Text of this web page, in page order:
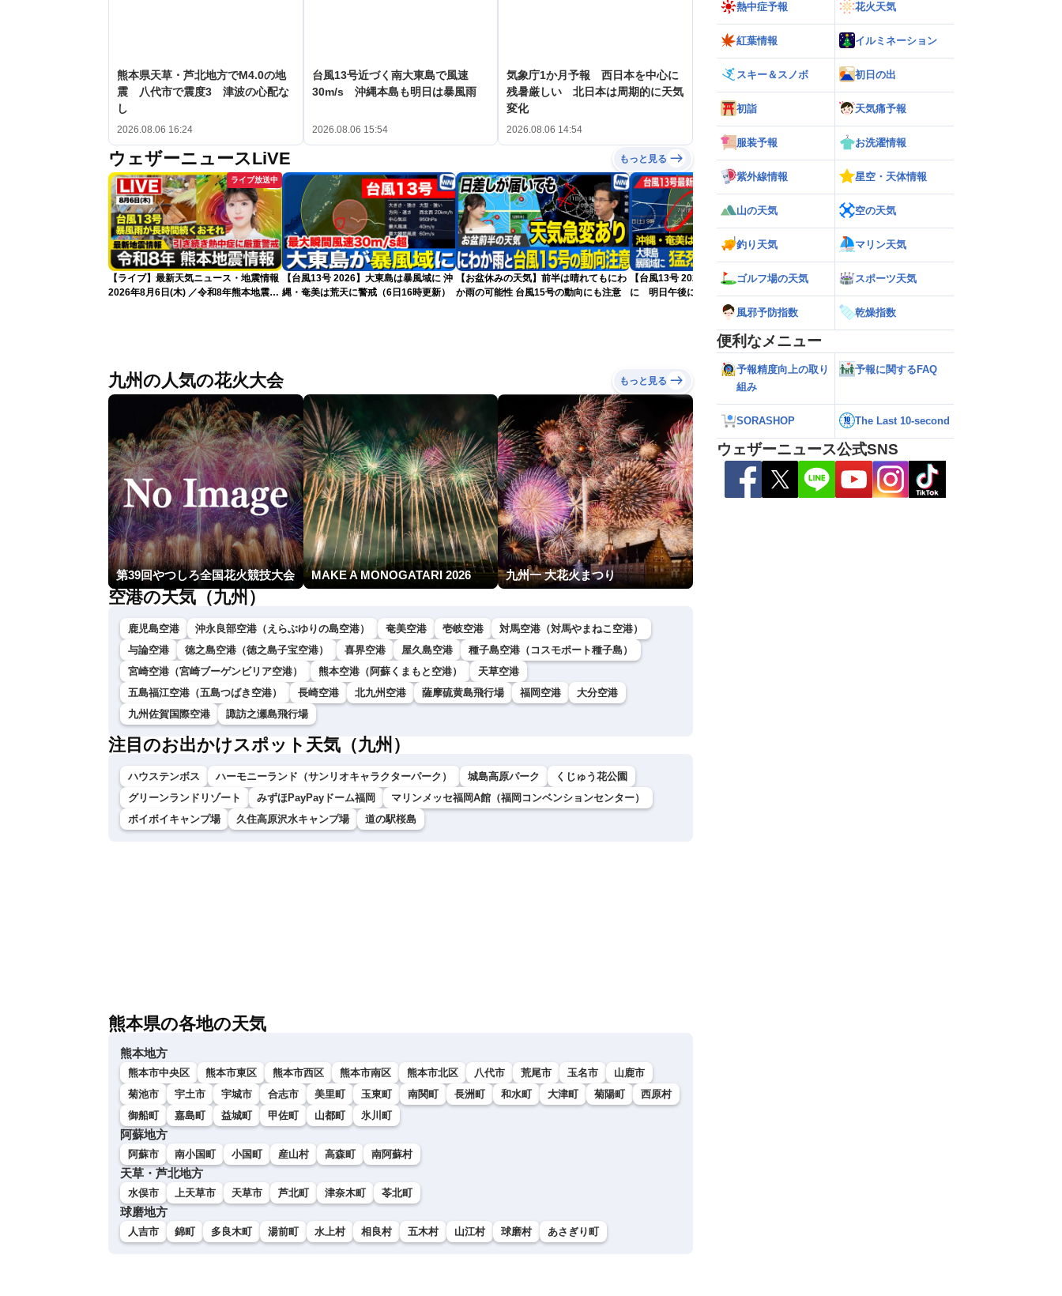
熊本県天草・芦北地方でM4.0の地
震 八代市で震度3 津波の心配な
し
2026.08.06 16:24
台風13号近づく南大東島で風速
30m/s 沖縄本島も明日は暴風雨
2026.08.06 15:54
気象庁1か月予報 西日本を中心に
残暑厳しい 北日本は周期的に天気
変化
2026.08.06 14:54
ウェザーニュースLiVE もっと見る
ライブ放送中
【ライブ】最新天気ニュース・地震情報
2026年8月6日(木) ／令和8年熊本地震情
【台風13号 2026】大東島は暴風域に 沖
縄・奄美は荒天に警戒（6日16時更新）
【お盆休みの天気】前半は晴れてもにわ
か雨の可能性 台風15号の動向にも注意
【台風13号 2026】大東島地方が暴風域
に 明日午後にかけて沖縄本島・奄美通
過する見込み 早めの備えを ※8月6日
【地震速報】熊本県天草･芦北地方で
で震度4を観測
九州の人気の花火大会 もっと見る
第39回やつしろ全国花火競技大会 MAKE A MONOGATARI 2026 九州一 大花火まつり
空港の天気（九州）
鹿児島空港 沖永良部空港（えらぶゆりの島空港） 奄美空港 壱岐空港
対馬空港（対馬やまねこ空港）
与論空港
徳之島空港（徳之島子宝空港） 喜界空港 屋久島空港
種子島空港（コスモポート種子島）
宮崎空港（宮崎ブーゲンビリア空港）
熊本空港（阿蘇くまもと空港）
天草空港
五島福江空港（五島つばき空港）
長崎空港 北九州空港 薩摩硫黄島飛行場 福岡空港
大分空港
九州佐賀国際空港
諏訪之瀬島飛行場
注目のお出かけスポット天気（九州）
ハウステンボス ハーモニーランド（サンリオキャラクターパーク） 城島高原パーク
くじゅう花公園
グリーンランドリゾート
みずほPayPayドーム福岡
マリンメッセ福岡A館（福岡コンベンションセンター）
ボイボイキャンプ場
久住高原沢水キャンプ場 道の駅桜島
熊本県の各地の天気
熊本地方
熊本市中央区 熊本市東区 熊本市西区 熊本市南区 熊本市北区 八代市 荒尾市 玉名市
山鹿市
菊池市
宇土市 宇城市 合志市 美里町 玉東町 南関町 長洲町 和水町 大津町 菊陽町
西原村
御船町
嘉島町 益城町 甲佐町 山都町 氷川町
阿蘇地方
阿蘇市 南小国町 小国町 産山村 高森町 南阿蘇村
天草・芦北地方
水俣市 上天草市 天草市 芦北町 津奈木町 苓北町
球磨地方
人吉市 錦町 多良木町 湯前町 水上村 相良村 五木村 山江村 球磨村 あさぎり町
熱中症予報 花火天気
紅葉情報 イルミネーション
スキー＆スノボ 初日の出
初詣 天気痛予報
服装予報 お洗濯情報
紫外線情報 星空・天体情報
山の天気 空の天気
釣り天気 マリン天気
ゴルフ場の天気 スポーツ天気
風邪予防指数 乾燥指数
便利なメニュー
予報精度向上の取り
組み
予報に関するFAQ
SORASHOP The Last 10-second
ウェザーニュース公式SNS